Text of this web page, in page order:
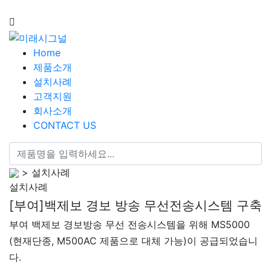
Home
제품소개
설치사례
고객지원
회사소개
CONTACT US
> 설치사례
설치사례
[부여]백제보 경보 방송 무선전송시스템 구축
부여 백제보 경보방송 무선 전송시스템을 위해 MS5000
(현재단종, M500AC 제품으로 대체 가능)이 공급되었습니
다.